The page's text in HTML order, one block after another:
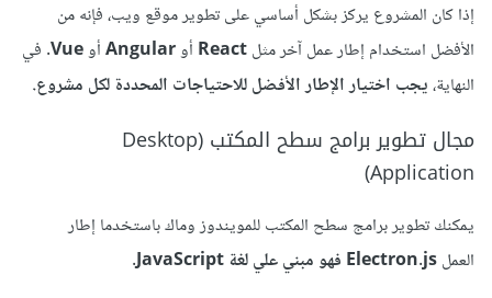
إذا كان المشروع يركز بشكل أساسي على تطوير موقع ويب، فإنه من
الأفضل استخدام إطار عمل آخر مثلReact أوAngular أوVue
. في
النهاية،يجب اختيار الإطار الأفضل للاحتياجات المحددة لكل مشروع.
مجال تطوير برامج سطح المكتب (Desktop
Application)
يمكنك تطوير برامج سطح المكتب للمويندوز وماك باستخدما إطار
العملElectron.js فهو مبني علي لغة JavaScript.